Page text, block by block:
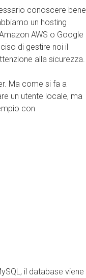
conoscere bene
un hosting
AWS o Google
di gestire noi il
alla sicurezza.
Ma come si fa a
un utente locale, ma
con
il database viene